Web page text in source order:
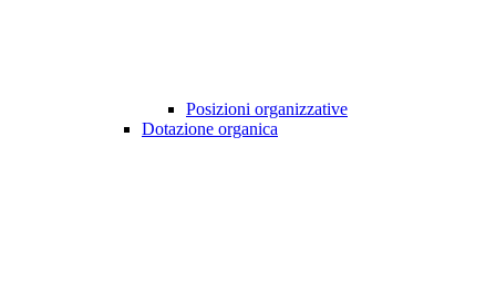
Posizioni organizzative
Dotazione organica